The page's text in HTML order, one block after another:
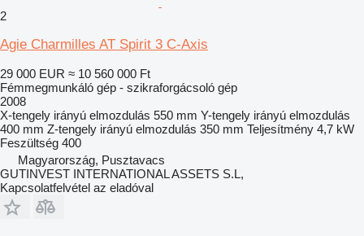
2
Agie Charmilles AT Spirit 3 C-Axis
29 000 EUR ≈ 10 560 000 Ft
Fémmegmunkáló gép - szikraforgácsoló gép
2008
X-tengely irányú elmozdulás 550 mm Y-tengely irányú elmozdulás
400 mm Z-tengely irányú elmozdulás 350 mm Teljesítmény 4,7 kW
Feszültség 400
Magyarország, Pusztavacs
GUTINVEST INTERNATIONAL ASSETS S.L,
Kapcsolatfelvétel az eladóval